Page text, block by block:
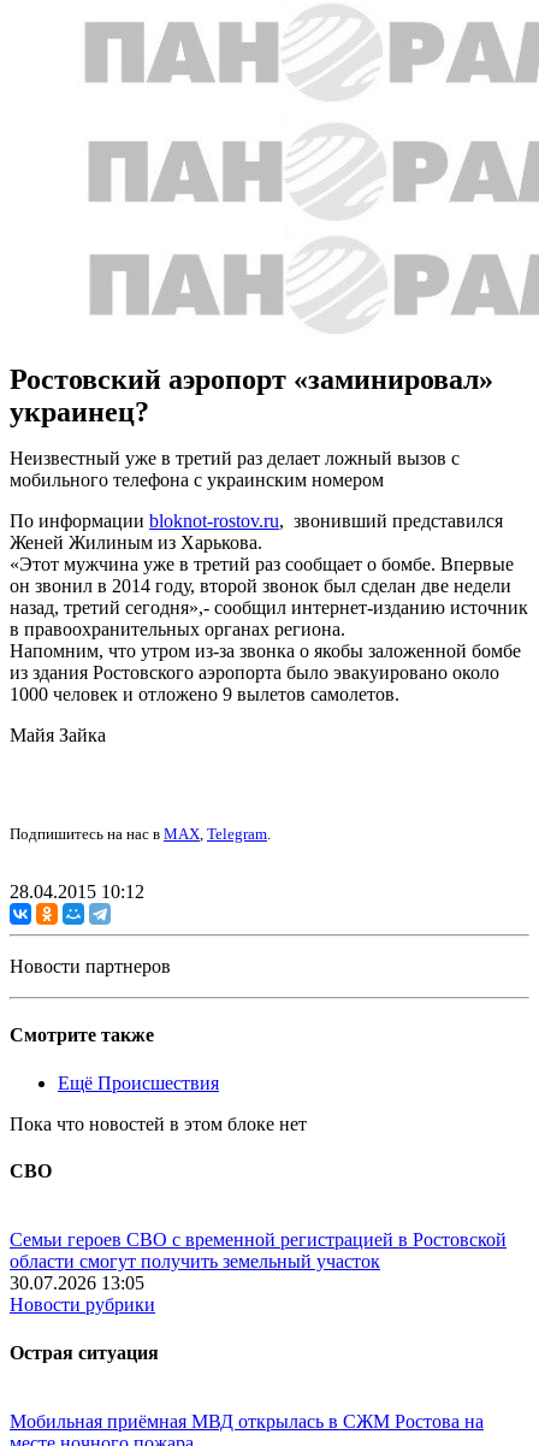
Ростовский аэропорт «заминировал»
украинец?
Неизвестный уже в третий раз делает ложный вызов с
мобильного телефона с украинским номером
По информации bloknot-rostov.ru, звонивший представился
Женей Жилиным из Харькова.
«Этот мужчина уже в третий раз сообщает о бомбе. Впервые
он звонил в 2014 году, второй звонок был сделан две недели
назад, третий сегодня»,- сообщил интернет-изданию источник
в правоохранительных органах региона.
Напомним, что утром из-за звонка о якобы заложенной бомбе
из здания Ростовского аэропорта было эвакуировано около
1000 человек и отложено 9 вылетов самолетов.
Майя Зайка
Подпишитесь на нас в MAX, Telegram.
28.04.2015 10:12
Новости партнеров
Смотрите также
Ещё Происшествия
Пока что новостей в этом блоке нет
СВО
Семьи героев СВО с временной регистрацией в Ростовской
области смогут получить земельный участок
30.07.2026 13:05
Новости рубрики
Острая ситуация
Мобильная приёмная МВД открылась в СЖМ Ростова на